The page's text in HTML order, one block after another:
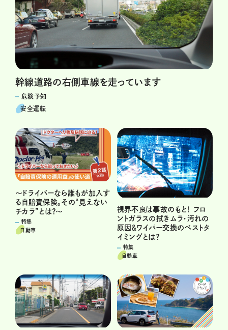
幹線道路の右側車線を走っています
危険予知
安全運転
～ドライバーなら誰もが加入す
る自賠責保険。その“見えない
チカラ”とは？～
特集
自動車
視界不良は事故のもと！ フロ
ントガラスの拭きムラ・汚れの
原因＆ワイパー交換のベストタ
イミングとは？
特集
自動車